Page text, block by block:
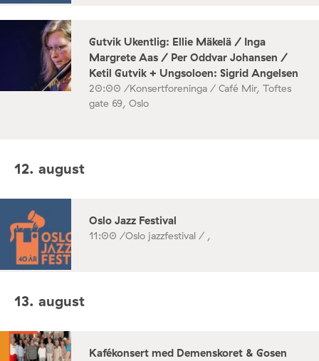
Gutvik Ukentlig: Ellie Mäkelä / Inga
Margrete Aas / Per Oddvar Johansen /
Ketil Gutvik + Ungsoloen: Sigrid Angelsen
20:00 /Konsertforeninga / Café Mir, Toftes
gate 69, Oslo
12. august
Oslo Jazz Festival
11:00 /Oslo jazzfestival / ,
13. august
Kafékonsert med Demenskoret & Gosen